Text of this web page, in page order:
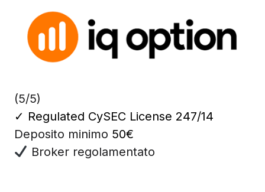
(5/5)
✓ Regulated CySEC License 247/14
Deposito minimo 50€
Broker regolamentato